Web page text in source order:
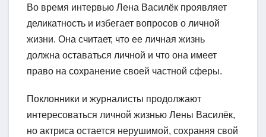
Во время интервью Лена Василёк проявляет
деликатность и избегает вопросов о личной
жизни. Она считает, что ее личная жизнь
должна оставаться личной и что она имеет
право на сохранение своей частной сферы.
Поклонники и журналисты продолжают
интересоваться личной жизнью Лены Василёк,
но актриса остается нерушимой, сохраняя свой